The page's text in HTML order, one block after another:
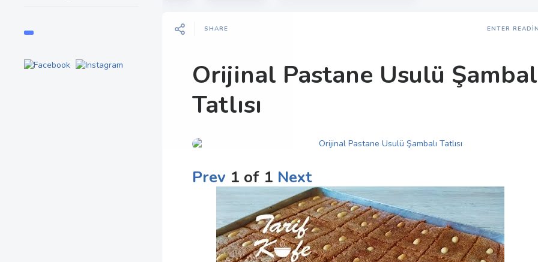
SHARE ENTER
Orijinal Pastane Usulü
Tatlısı
Prev 1 of 1 Next